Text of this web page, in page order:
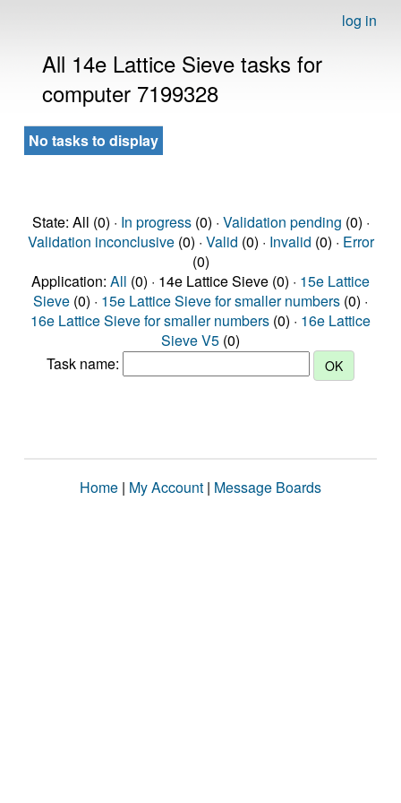
log in
All 14e Lattice Sieve tasks for
computer 7199328
No tasks to display
State: All (0) · In progress(0) · Validation pending (0) ·
Validation inconclusive(0) · Valid (0) · Invalid (0) · Error
(0)
Application: All (0) · 14e Lattice Sieve (0) · 15e Lattice
Sieve (0) · 15e Lattice Sieve for smaller numbers (0) ·
16e Lattice Sieve for smaller numbers (0) · 16e Lattice
Sieve V5 (0)
Task name:
Home | My Account | Message Boards